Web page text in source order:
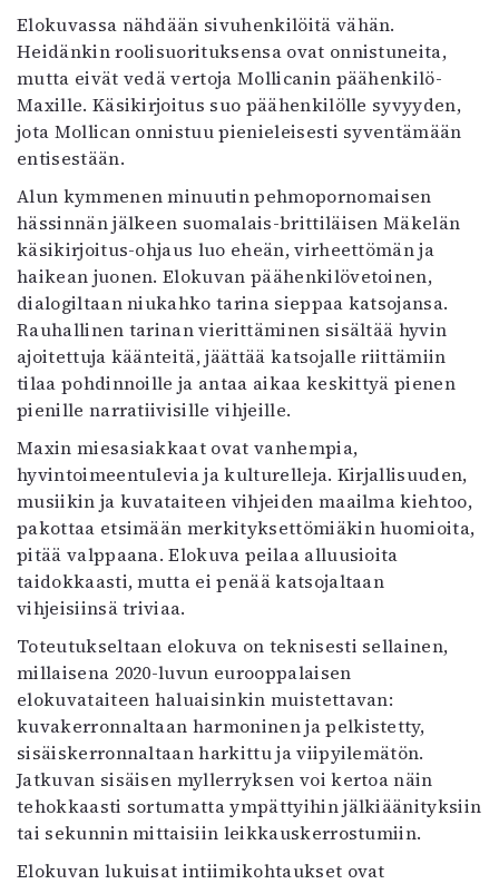
Elokuvassa nähdään sivuhenkilöitä vähän.
Heidänkin roolisuorituksensa ovat onnistuneita,
mutta eivät vedä vertoja Mollicanin päähenkilö-
Maxille. Käsikirjoitus suo päähenkilölle syvyyden,
jota Mollican onnistuu pienieleisesti syventämään
entisestään.
Alun kymmenen minuutin pehmopornomaisen
hässinnän jälkeen suomalais-brittiläisen Mäkelän
käsikirjoitus-ohjaus luo eheän, virheettömän ja
haikean juonen. Elokuvan päähenkilövetoinen,
dialogiltaan niukahko tarina sieppaa katsojansa.
Rauhallinen tarinan vierittäminen sisältää hyvin
ajoitettuja käänteitä, jäättää katsojalle riittämiin
tilaa pohdinnoille ja antaa aikaa keskittyä pienen
pienille narratiivisille vihjeille.
Maxin miesasiakkaat ovat vanhempia,
hyvintoimeentulevia ja kulturelleja. Kirjallisuuden,
musiikin ja kuvataiteen vihjeiden maailma kiehtoo,
pakottaa etsimään merkityksettömiäkin huomioita,
pitää valppaana. Elokuva peilaa alluusioita
taidokkaasti, mutta ei penää katsojaltaan
vihjeisiinsä triviaa.
Toteutukseltaan elokuva on teknisesti sellainen,
millaisena 2020-luvun eurooppalaisen
elokuvataiteen haluaisinkin muistettavan:
kuvakerronnaltaan harmoninen ja pelkistetty,
sisäiskerronnaltaan harkittu ja viipyilemätön.
Jatkuvan sisäisen myllerryksen voi kertoa näin
tehokkaasti sortumatta ympättyihin jälkiäänityksiin
tai sekunnin mittaisiin leikkauskerrostumiin.
Elokuvan lukuisat intiimikohtaukset ovat